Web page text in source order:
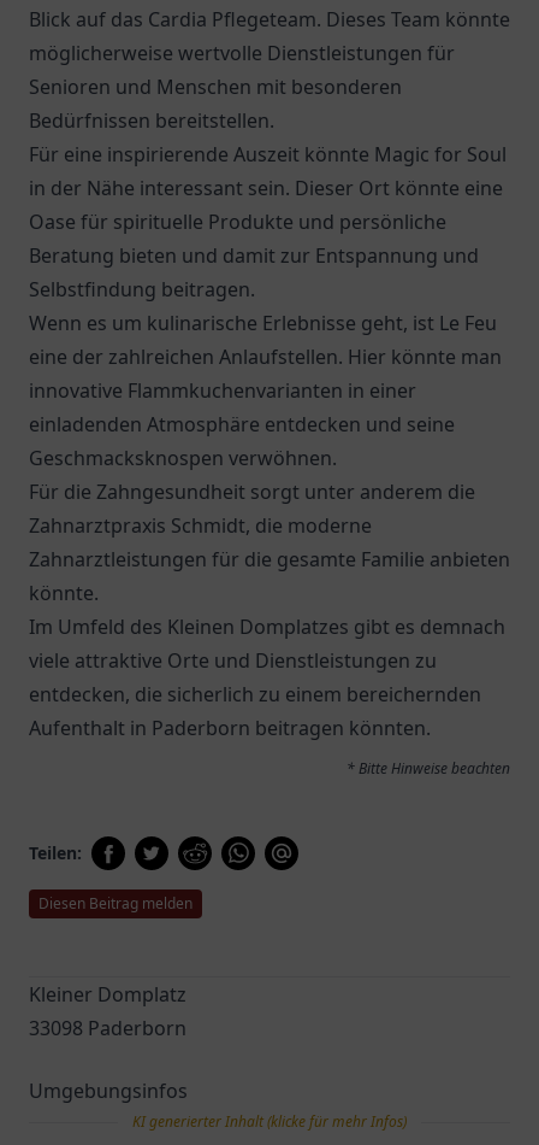
Blick auf das Cardia Pflegeteam. Dieses Team könnte
möglicherweise wertvolle Dienstleistungen für
Senioren und Menschen mit besonderen
Bedürfnissen bereitstellen.
Für eine inspirierende Auszeit könnte Magic for Soul
in der Nähe interessant sein. Dieser Ort könnte eine
Oase für spirituelle Produkte und persönliche
Beratung bieten und damit zur Entspannung und
Selbstfindung beitragen.
Wenn es um kulinarische Erlebnisse geht, ist Le Feu
eine der zahlreichen Anlaufstellen. Hier könnte man
innovative Flammkuchenvarianten in einer
einladenden Atmosphäre entdecken und seine
Geschmacksknospen verwöhnen.
Für die Zahngesundheit sorgt unter anderem die
Zahnarztpraxis Schmidt, die moderne
Zahnarztleistungen für die gesamte Familie anbieten
könnte.
Im Umfeld des Kleinen Domplatzes gibt es demnach
viele attraktive Orte und Dienstleistungen zu
entdecken, die sicherlich zu einem bereichernden
Aufenthalt in Paderborn beitragen könnten.
* Bitte Hinweise beachten
Teilen:
Diesen Beitrag melden
Kleiner Domplatz
33098 Paderborn
Umgebungsinfos
KI generierter Inhalt (klicke für mehr Infos)